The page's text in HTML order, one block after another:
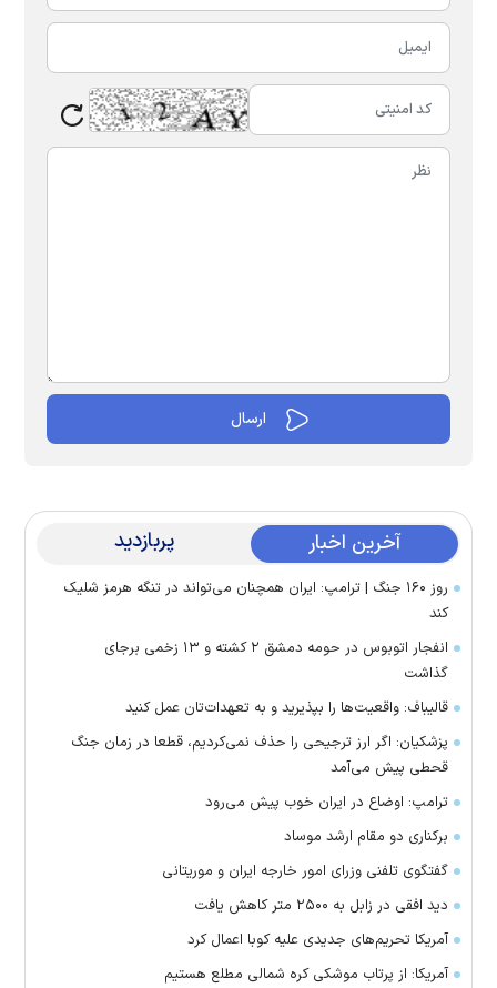
آخرین اخبار پربازدید
روز ۱۶۰ جنگ | ترامپ: ایران همچنان می‌تواند در تنگه هرمز شلیک
کند
انفجار اتوبوس در حومه دمشق ۲ کشته و ۱۳ زخمی برجای
گذاشت
قالیباف: واقعیت‌ها را بپذیرید و به تعهدات‌تان عمل کنید
پزشکیان: اگر ارز ترجیحی را حذف نمی‌کردیم، قطعا در زمان جنگ
قحطی پیش می‌آمد
ترامپ: اوضاع در ایران خوب پیش می‌رود
برکناری دو مقام ارشد موساد
گفتگوی تلفنی وزرای امور خارجه ایران و موریتانی
دید افقی در زابل به ۲۵۰۰ متر کاهش یافت
آمریکا تحریم‌های جدیدی علیه کوبا اعمال کرد
آمریکا: از پرتاب موشکی کره شمالی مطلع هستیم